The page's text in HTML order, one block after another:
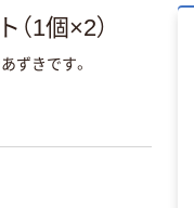
1個×2）
ずきです。